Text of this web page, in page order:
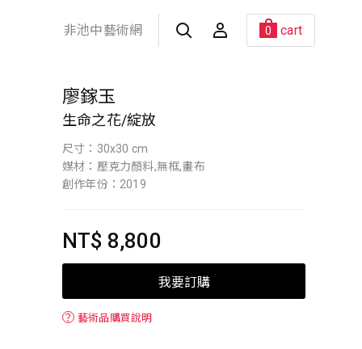
非池中藝術網 0 cart
廖鎵玉
生命之花/綻放
尺寸：30x30 cm
媒材：壓克力顏料,無框,畫布
創作年份：2019
NT$ 8,800
我要訂購
？ 藝術品購買說明